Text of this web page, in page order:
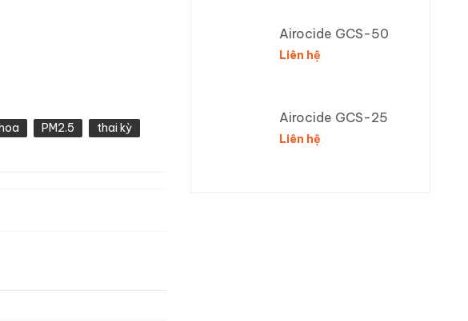
PM2.5
thai kỳ
Airocide GCS-50
Liên hệ
Airocide GCS-25
Liên hệ